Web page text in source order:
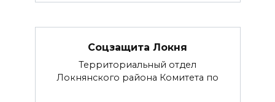
Соцзащита Локня
Территориальный отдел
Локнянского района Комитета по